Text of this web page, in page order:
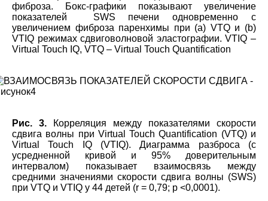
фиброза. Бокс-графики показывают увеличение
показателей SWS печени одновременно с
увеличением фиброза паренхимы при (а) VTQ и (b)
VTIQ режимах сдвиговолновой эластографии. VTIQ –
Virtual Touch IQ, VTQ – Virtual Touch Quantification
Рис. 3. Корреляция между показателями скорости
сдвига волны при Virtual Touch Quantification (VTQ) и
Virtual Touch IQ (VTIQ). Диаграмма разброса (с
усредненной кривой и 95% доверительным
интервалом) показывает взаимосвязь между
средними значениями скорости сдвига волны (SWS)
при VTQ и VTIQ у 44 детей (r = 0,79; p <0,0001).